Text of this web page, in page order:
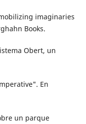
imaginaries
Books.
Obert, un
En
un parque